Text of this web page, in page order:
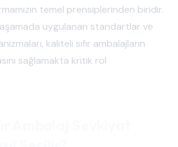
temel prensiplerinden biridir.
uygulanan standartlar ve
kaliteli sıfır ambalajların
sağlamakta kritik rol